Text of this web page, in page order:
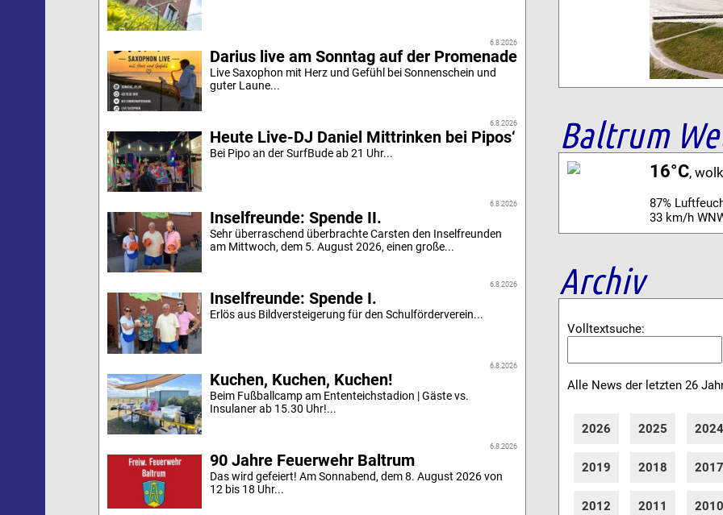
6.8.2026
Darius live am Sonntag auf der Promenade
Live Saxophon mit Herz und Gefühl bei Sonnenschein und
guter Laune...
6.8.2026
Heute Live-DJ Daniel Mittrinken bei Pipos‘
Bei Pipo an der SurfBude ab 21 Uhr...
6.8.2026
Inselfreunde: Spende II.
Sehr überraschend überbrachte Carsten den Inselfreunden
am Mittwoch, dem 5. August 2026, einen große...
6.8.2026
Inselfreunde: Spende I.
Erlös aus Bildversteigerung für den Schulförderverein...
6.8.2026
Kuchen, Kuchen, Kuchen!
Beim Fußballcamp am Ententeichstadion | Gäste vs.
Insulaner ab 15.30 Uhr!...
6.8.2026
90 Jahre Feuerwehr Baltrum
Das wird gefeiert! Am Sonnabend, dem 8. August 2026 von
12 bis 18 Uhr...
Baltrum
16°C,
87%
33 km/h
Archiv
Volltextsuche:
Alle News der letzten 26
2026 2025
2019 2018
2012 2011